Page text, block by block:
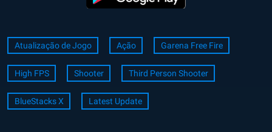
Atualização de Jogo Ação Garena Free Fire
High FPS Shooter Third Person Shooter
BlueStacks X Latest Update